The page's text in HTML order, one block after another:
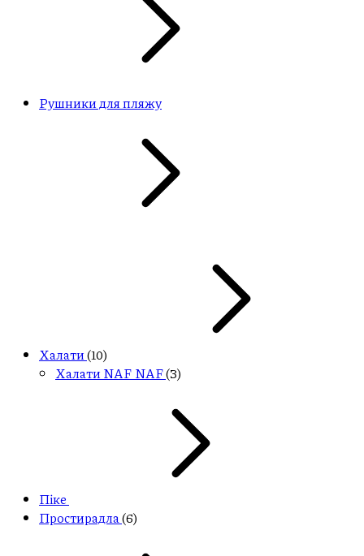
Рушники для пляжу
Халати(10)
Халати NAF NAF(3)
Піке
Простирадла (6)